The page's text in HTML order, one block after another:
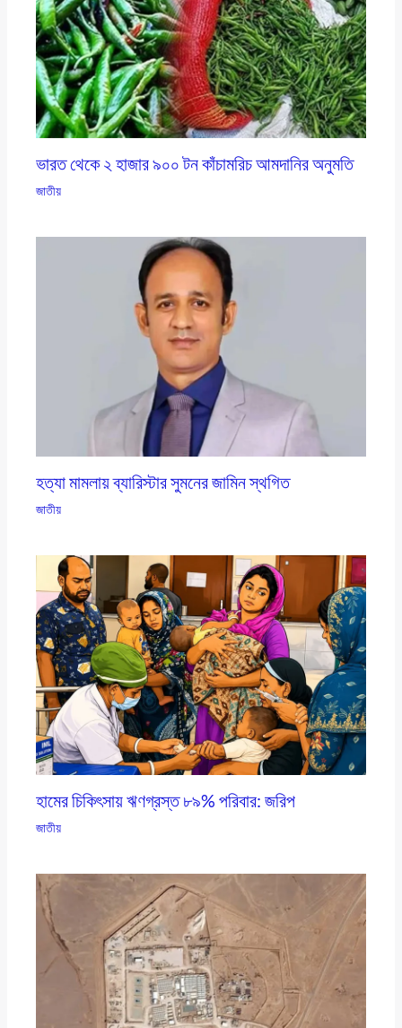
ভারত থেকে ২ হাজার ৯০০ টন কাঁচামরিচ আমদানির অনুমতি
জাতীয়
হত্যা মামলায় ব্যারিস্টার সুমনের জামিন স্থগিত
জাতীয়
হামের চিকিৎসায় ঋণগ্রস্ত ৮৯% পরিবার: জরিপ
জাতীয়